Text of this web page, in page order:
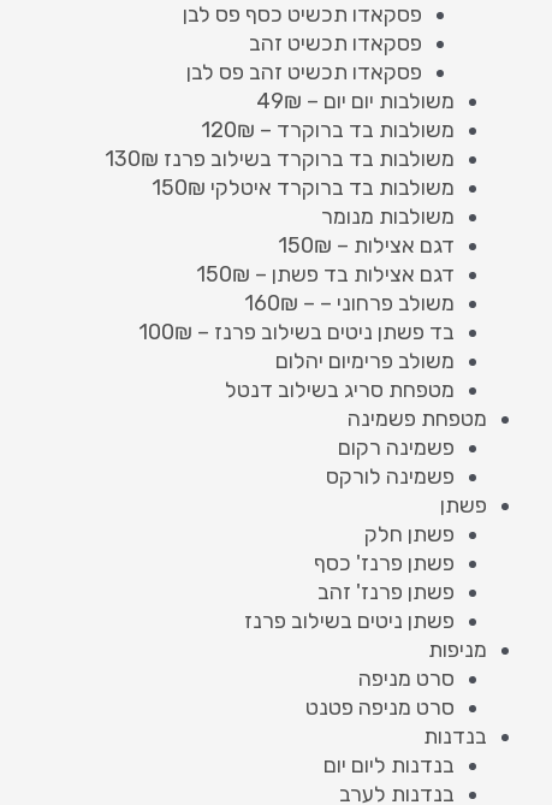
פסקאדו תכשיט כסף פס לבן
פסקאדו תכשיט זהב
פסקאדו תכשיט זהב פס לבן
משולבות יום יום – 49₪
משולבות בד ברוקרד – 120₪
משולבות בד ברוקרד בשילוב פרנז 130₪
משולבות בד ברוקרד איטלקי 150₪
משולבות מנומר
דגם אצילות – 150₪
דגם אצילות בד פשתן – 150₪
משולב פרחוני – – 160₪
בד פשתן ניטים בשילוב פרנז – 100₪
משולב פרימיום יהלום
מטפחת סריג בשילוב דנטל
מטפחת פשמינה
פשמינה רקום
פשמינה לורקס
פשתן
פשתן חלק
פשתן פרנז' כסף
פשתן פרנז' זהב
פשתן ניטים בשילוב פרנז
מניפות
סרט מניפה
סרט מניפה פטנט
בנדנות
בנדנות ליום יום
בנדנות לערב